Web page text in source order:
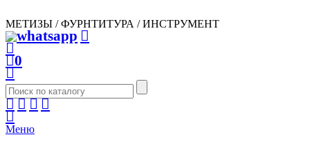
МЕТИЗЫ / ФУРНТИТУРА / ИНСТРУМЕНТ
0
Меню